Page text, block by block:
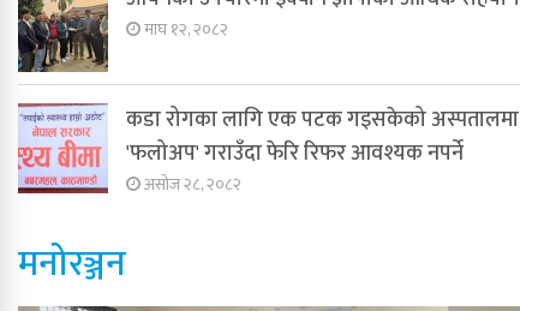
माघ १२, २०८२
कडा रोगका लागि एक पटक गइसकेको अस्पतालमा
'फलोअप' गराउँदा फेरि रिफर आवश्यक नपर्ने
असोज २८, २०८२
मनोरञ्जन